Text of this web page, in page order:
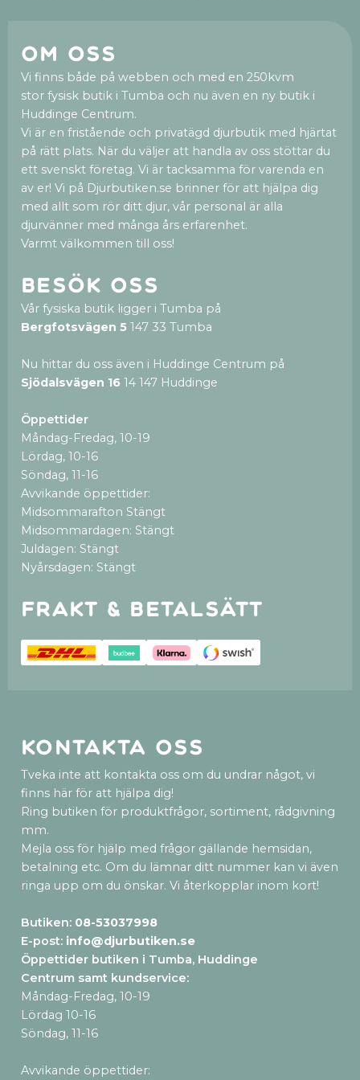
Om oss
Vi finns både på webben och med en 250kvm
stor fysisk butik i Tumba och nu även en ny butik i
Huddinge Centrum.
Vi är en fristående och privatägd djurbutik med hjärtat
på rätt plats. När du väljer att handla av oss stöttar du
ett svenskt företag. Vi är tacksamma för varenda en
av er! Vi på Djurbutiken.se brinner för att hjälpa dig
med allt som rör ditt djur, vår personal är alla
djurvänner med många års erfarenhet.
Varmt välkommen till oss!
Besök oss
Vår fysiska butik ligger i Tumba på
Bergfotsvägen 5 147 33 Tumba
Nu hittar du oss även i Huddinge Centrum på
Sjödalsvägen 16 14 147 Huddinge
Öppettider
Måndag-Fredag, 10-19
Lördag, 10-16
Söndag, 11-16
Avvikande öppettider:
Midsommarafton Stängt
Midsommardagen: Stängt
Juldagen: Stängt
Nyårsdagen: Stängt
Frakt & betalsätt
Kontakta oss
Tveka inte att kontakta oss om du undrar något, vi
finns här för att hjälpa dig!
Ring butiken för produktfrågor, sortiment, rådgivning
mm.
Mejla oss för hjälp med frågor gällande hemsidan,
betalning etc. Om du lämnar ditt nummer kan vi även
ringa upp om du önskar. Vi återkopplar inom kort!
Butiken: 08-53037998
E-post: info@djurbutiken.se
Öppettider butiken i Tumba, Huddinge
Centrum samt kundservice:
Måndag-Fredag, 10-19
Lördag 10-16
Söndag, 11-16
Avvikande öppettider: